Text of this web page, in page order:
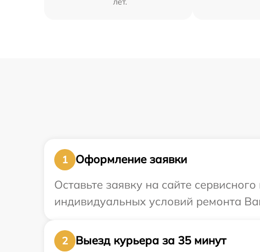
1
Оформление заявки
Оставьте заявку на сайте
индивидуальных условий ремонта
2
Выезд курьера за 35 минут